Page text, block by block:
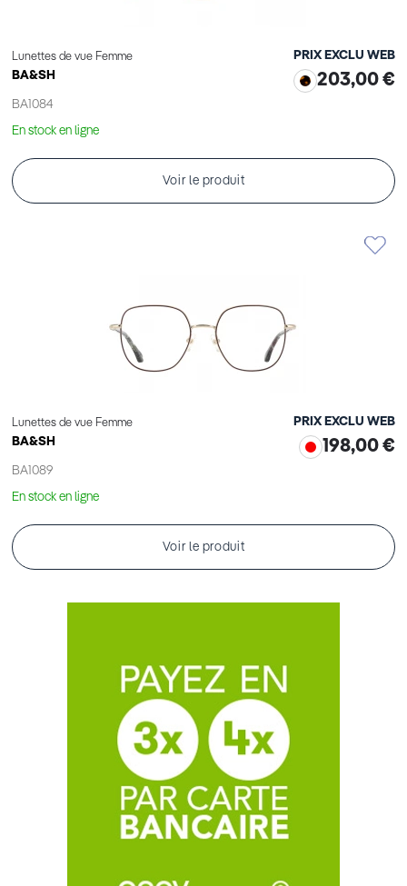
Lunettes de vue Femme
BA&SH
BA1084
PRIX EXCLU WEB
203,00 €
En stock en ligne
Voir le produit
Lunettes de vue Femme
BA&SH
BA1089
PRIX EXCLU WEB
198,00 €
En stock en ligne
Voir le produit